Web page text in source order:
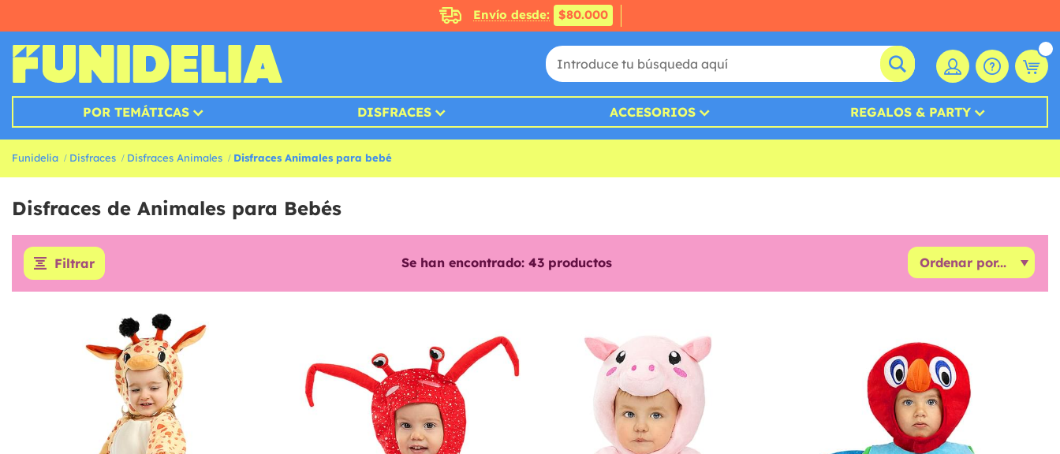
Envío desde: $80.000
POR TEMÁTICAS DISFRACES ACCESORIOS REGALOS & PARTY
Funidelia Disfraces Disfraces Animales Disfraces Animales para bebé
Disfraces de Animales para Bebés
Filtrar Se han encontrado: 43productos